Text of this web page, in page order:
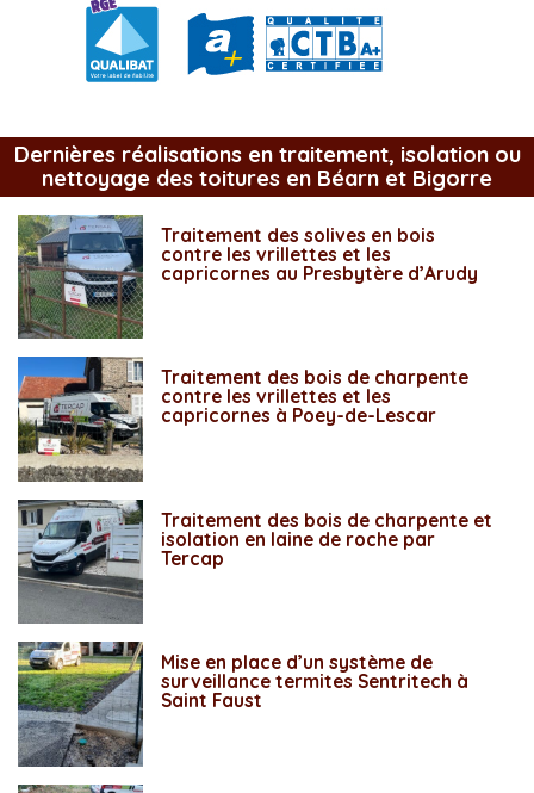
Dernières réalisations en traitement, isolation ou
nettoyage des toitures en Béarn et Bigorre
Traitement des solives en bois
contre les vrillettes et les
capricornes au Presbytère d’Arudy
Traitement des bois de charpente
contre les vrillettes et les
capricornes à Poey-de-Lescar
Traitement des bois de charpente et
isolation en laine de roche par
Tercap
Mise en place d’un système de
surveillance termites Sentritech à
Saint Faust